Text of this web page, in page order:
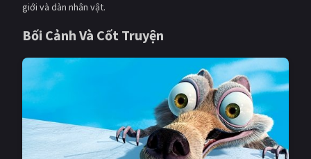
Viễn tưởng
Hoạt hình
Tình cảm - Lãng mạn
Giật gân Gia đình
Bí ẩn Lịch sử
Viễn Tây Tiểu sử
giới và dàn nhân vật.
Bối Cảnh Và Cốt Truyện